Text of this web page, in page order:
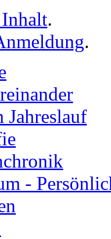
.
.
Jahreslauf
-